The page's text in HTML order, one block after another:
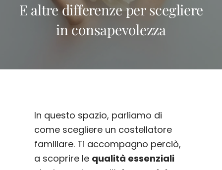
E altre differenze per scegliere
in consapevolezza
In questo spazio, parliamo di
come scegliere un costellatore
familiare. Ti accompagno perciò,
a scoprire le qualità essenziali